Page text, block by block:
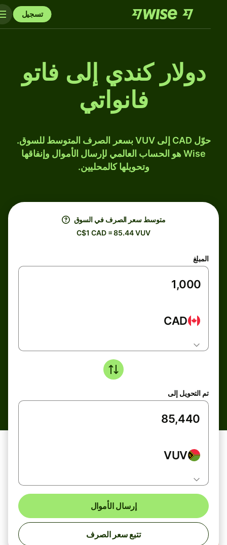
تسجيل
دولار كندي إلى فاتو
فانواتي
حوّل CAD إلى VUV بسعر الصرف المتوسط للسوق.
Wise هو الحساب العالمي لإرسال الأموال وإنفاقها
وتحويلها كالمحليين.
متوسط ​​سعر الصرف في السوق
C$1 CAD = 85.44 VUV
المبلغ
CAD
تم التحويل إلى
VUV
إرسال الأموال
تتبع سعر الصرف